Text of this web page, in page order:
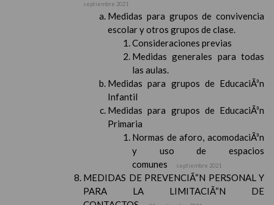
septiembre 2021
Medidas para grupos de convivencia
escolar y otros grupos de clase.
Consideraciones previas
Medidas generales para todas
las aulas.
Medidas para grupos de EducaciÃ³n
Infantil
Medidas para grupos de EducaciÃ³n
Primaria
Normas de aforo, acomodaciÃ³n
y uso de espacios
comunes
septiembre 2021
MEDIDAS DE PREVENCIÃ“N PERSONAL Y
PARA LA LIMITACIÃ“N DE